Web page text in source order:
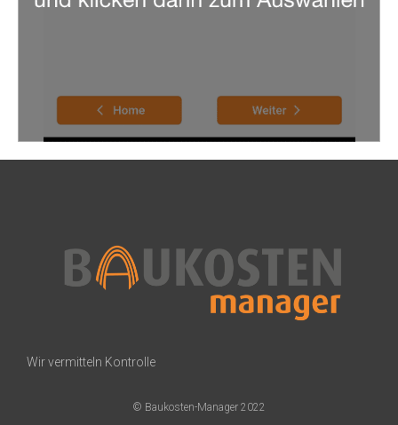
Wir vermitteln Kontrolle
© Baukosten-Manager 2022